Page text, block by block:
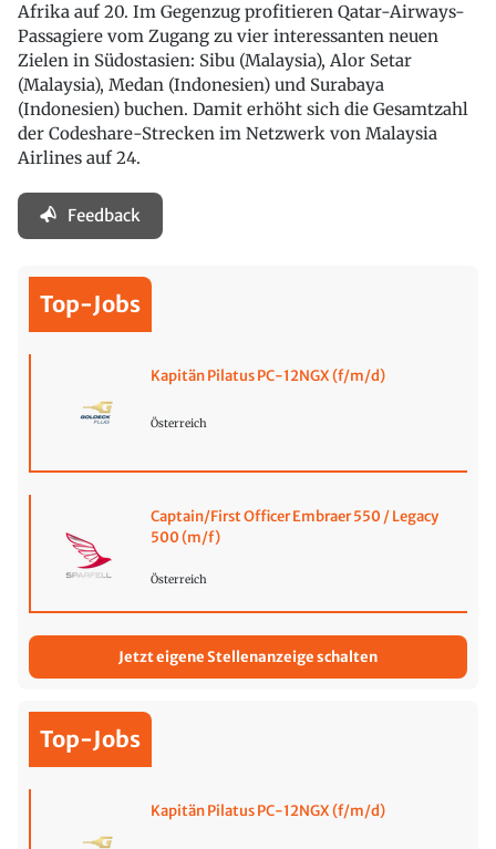
Afrika auf 20. Im Gegenzug profitieren Qatar-Airways-
Passagiere vom Zugang zu vier interessanten neuen
Zielen in Südostasien: Sibu (Malaysia), Alor Setar
(Malaysia), Medan (Indonesien) und Surabaya
(Indonesien) buchen. Damit erhöht sich die Gesamtzahl
der Codeshare-Strecken im Netzwerk von Malaysia
Airlines auf 24.
Feedback
Top-Jobs
Kapitän Pilatus PC-12NGX (f/m/d)
Österreich
Captain/First Officer Embraer 550 / Legacy
500 (m/f)
Österreich
Jetzt eigene Stellenanzeige schalten
Top-Jobs
Kapitän Pilatus PC-12NGX (f/m/d)